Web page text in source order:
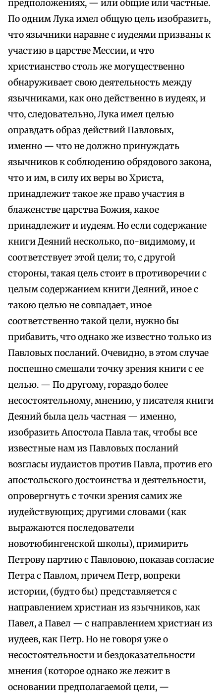
предположениях, — или общие или частные.
По одним Лука имел общую цель изобразить,
что язычники наравне с иудеями призваны к
участию в царстве Мессии, и что
христианство столь же могущественно
обнаруживает свою деятельность между
язычниками, как оно действенно в иудеях, и
что, следовательно, Лука имел целью
оправдать образ действий Павловых,
именно — что не должно принуждать
язычников к соблюдению обрядового закона,
что и им, в силу их веры во Христа,
принадлежит такое же право участия в
блаженстве царства Божия, какое
принадлежит и иудеям. Но если содержание
книги Деяний несколько, по-видимому, и
соответствует этой цели; то, с другой
стороны, такая цель стоит в противоречии с
целым содержанием книги Деяний, иное с
такою целью не совпадает, иное
соответственно такой цели, нужно бы
прибавить, что однако же известно только из
Павловых посланий. Очевидно, в этом случае
поспешно смешали точку зрения книги с ее
целью. — По другому, гораздо более
несостоятельному, мнению, у писателя книги
Деяний была цель частная — именно,
изобразить Апостола Павла так, чтобы все
известные нам из Павловых посланий
возгласы иудаистов против Павла, против его
апостольского достоинства и деятельности,
опровергнуть с точки зрения самих же
иудействующих; другими словами (как
выражаются последователи
новотюбингенской школы), примирить
Петрову партию с Павловою, показав согласие
Петра с Павлом, причем Петр, вопреки
истории, (будто бы) представляется с
направлением христиан из язычников, как
Павел, а Павел — с направлением христиан из
иудеев, как Петр. Но не говоря уже о
несостоятельности и бездоказательности
мнения (которое однако же лежит в
основании предполагаемой цели, —